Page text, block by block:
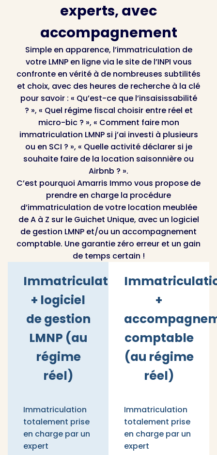
experts, avec
accompagnement
Simple en apparence, l’immatriculation de
votre LMNP en ligne via le site de l’INPI vous
confronte en vérité à de nombreuses subtilités
et choix, avec des heures de recherche à la clé
pour savoir : « Qu’est-ce que l’insaisissabilité
? », « Quel régime fiscal choisir entre réel et
micro-bic ? », « Comment faire mon
immatriculation LMNP si j’ai investi à plusieurs
ou en SCI ? », « Quelle activité déclarer si je
souhaite faire de la location saisonnière ou
Airbnb ? ».
C’est pourquoi Amarris Immo vous propose de
prendre en charge la procédure
d’immatriculation de votre location meublée
de A à Z sur le Guichet Unique, avec un logiciel
de gestion LMNP et/ou un accompagnement
comptable. Une garantie zéro erreur et un gain
de temps certain !
Immatriculation
+ logiciel
de gestion
LMNP (au
régime
réel)
Immatriculation
totalement prise
en charge par un
expert
+
comptable
(au régime
réel)
Immatriculation
totalement prise
en charge par un
expert